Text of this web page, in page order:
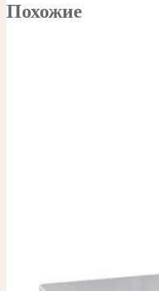
Похожие